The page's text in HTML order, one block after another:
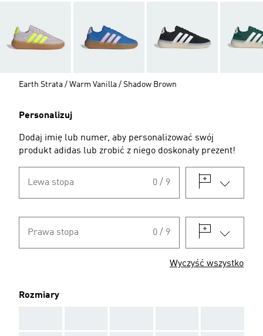
Earth Strata / Warm Vanilla / Shadow Brown
Personalizuj
Dodaj imię lub numer, aby personalizować swój
produkt adidas lub zrobić z niego doskonały prezent!
Lewa stopa 0 / 9
Prawa stopa 0 / 9
Wyczyść wszystko
Rozmiary